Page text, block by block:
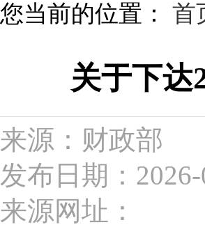
您当前的位置： 首
关于下达
来源：财政部
发布日期：2026-
来源网址：